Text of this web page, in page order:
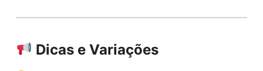
Dicas e Variações